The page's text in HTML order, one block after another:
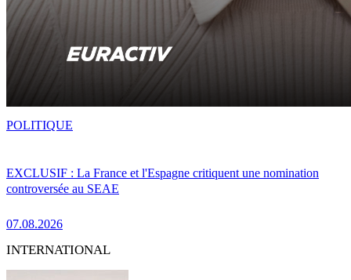
EXCLUSIF : La France et l'Espagne critiquent une nomination
controversée au SEAE
07.08.2026
POLITIQUE
INTERNATIONAL